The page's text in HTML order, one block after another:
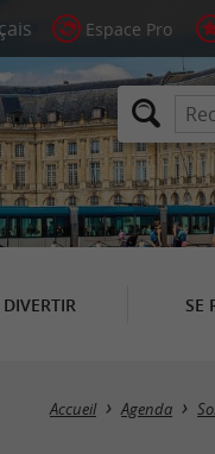
Espace Pro
DIVERTIR SE
Accueil Agenda